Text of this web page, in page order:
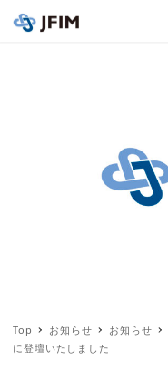
Top お知らせ お知らせ
に登壇いたしました